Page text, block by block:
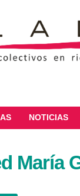
NOTICIAS
María